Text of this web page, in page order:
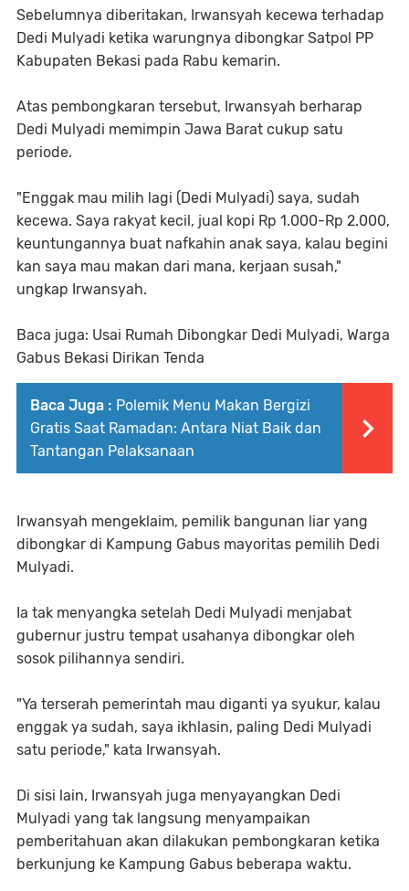
Sebelumnya diberitakan, Irwansyah kecewa terhadap
Dedi Mulyadi ketika warungnya dibongkar Satpol PP
Kabupaten Bekasi pada Rabu kemarin.
Atas pembongkaran tersebut, Irwansyah berharap
Dedi Mulyadi memimpin Jawa Barat cukup satu
periode.
"Enggak mau milih lagi (Dedi Mulyadi) saya, sudah
kecewa. Saya rakyat kecil, jual kopi Rp 1.000-Rp 2.000,
keuntungannya buat nafkahin anak saya, kalau begini
kan saya mau makan dari mana, kerjaan susah,"
ungkap Irwansyah.
Baca juga: Usai Rumah Dibongkar Dedi Mulyadi, Warga
Gabus Bekasi Dirikan Tenda
Baca Juga : Polemik Menu Makan Bergizi
Gratis Saat Ramadan: Antara Niat Baik dan
Tantangan Pelaksanaan
Irwansyah mengeklaim, pemilik bangunan liar yang
dibongkar di Kampung Gabus mayoritas pemilih Dedi
Mulyadi.
Ia tak menyangka setelah Dedi Mulyadi menjabat
gubernur justru tempat usahanya dibongkar oleh
sosok pilihannya sendiri.
"Ya terserah pemerintah mau diganti ya syukur, kalau
enggak ya sudah, saya ikhlasin, paling Dedi Mulyadi
satu periode," kata Irwansyah.
Di sisi lain, Irwansyah juga menyayangkan Dedi
Mulyadi yang tak langsung menyampaikan
pemberitahuan akan dilakukan pembongkaran ketika
berkunjung ke Kampung Gabus beberapa waktu.